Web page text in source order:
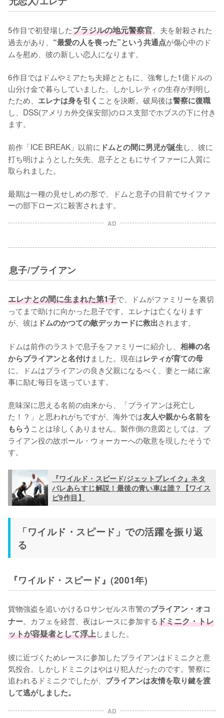
5作目で初登場したブラジルの地元警察官。夫を射殺された
過去があり、 “最愛の人を喪った”という共通点が傷心中のド
ムを慰め、彼の新しい恋人になります。
6作目ではドムやミアたち夫婦とともに、強奪した1億ドルの
山分け金で暮らしていました。しかしレティの生存が判明し
たため、 エレナは身を引く ことを決断。破局後は警察に復職
し、DSS(アメリカ外交保安部)のロス支部でホブスの下に付き
ます。
前作「ICE BREAK」以前に ドムとの間に男児が誕生し、彼に
打ち明けようとした矢先、息子とともにサイファーに人質に
取られました。
最期は一種の見せしめの形で、ドムと息子の目前でサイファ
ーの部下ローズに殺害されます。
AD
息子/ブライアン
エレナとの間に生まれた第1子で、ドムがファミリーを裏切
ってまで助けに向かった息子です。エレナは亡くなります
が、彼は ドムのかつての敵デッカードに救出されます。
ドムは前作のラストで息子をファミリーに紹介し、 相棒の名
からブライアンと名付けました。現在はレティが育ての母
に。ドムはブライアンの良き父親になるべく、妻と一緒に家
事に励む毎日を送っています。
意味深に思える名前の由来から、「ブライアンは死亡し
た！？」と思われがちですが、海外では友人や親から名前を
もらう ことは珍しくありません。製作側の意図としては、ブ
ライアン役の故ポール・ウォーカーへの敬意を現したそうで
す。
『ワイルド・スピード/ジェットブレイク』ネタ
バレあらすじ解説！最後の青い車は誰？【ワイス
ピ9作目】
「ワイルド・スピード」での活躍を振り返
る
『ワイルド・スピード』(2001年)
貨物強盗を追いかけるロサンゼルス市警のブライアン・オコ
ナー。カフェを経営、夜はレースに参加するドミニク・トレ
ットが容疑者として浮上しました。
彼に近づくためレースに参加したブライアンはドミニクと意
気投合。しかしドミニクはやはり犯人だったのです。警察に
追われるドミニクでしたが、 ブライアンは友情を取り鍵を渡
して逃がしました。
AD